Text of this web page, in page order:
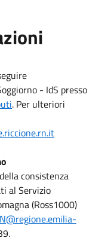
- IdS presso
. Per ulteriori
consistenza
al Servizio
(Ross1000)